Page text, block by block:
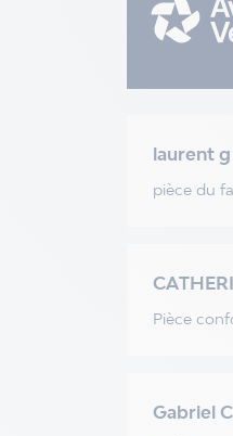
laurent g
pièce du
Pièce
Gabriel C